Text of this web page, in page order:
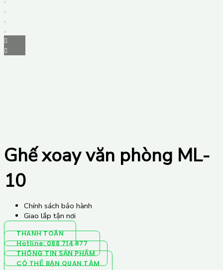
Ghế xoay văn phòng ML-
10
Chính sách bảo hành
Giao lắp tận nơi
THANH TOÁN
Hotline: 088 714 877
THÔNG TIN SẢN PHẨM
CÓ THỂ BẠN QUAN TÂM